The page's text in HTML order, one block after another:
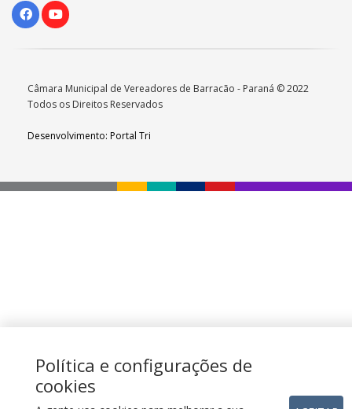
Câmara Municipal de Vereadores de Barracão - Paraná © 2022
Todos os Direitos Reservados
Desenvolvimento: Portal Tri
Política e configurações de
cookies